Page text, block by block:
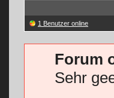
1 Benutzer online
Forum
Sehr